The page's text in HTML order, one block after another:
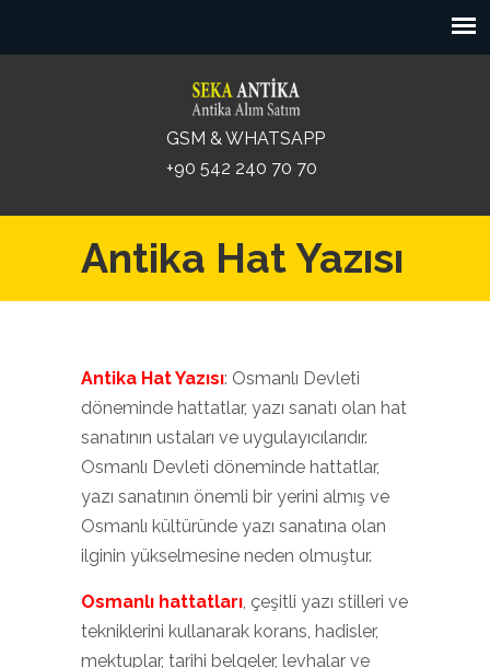
GSM & WHATSAPP
+90 542 240 70 70
Antika Hat Yazısı
Antika Hat Yazısı: Osmanlı Devleti
döneminde hattatlar, yazı sanatı olan hat
sanatının ustaları ve uygulayıcılarıdır.
Osmanlı Devleti döneminde hattatlar,
yazı sanatının önemli bir yerini almış ve
Osmanlı kültüründe yazı sanatına olan
ilginin yükselmesine neden olmuştur.
Osmanlı hattatları, çeşitli yazı stilleri ve
tekniklerini kullanarak korans, hadisler,
mektuplar, tarihi belgeler, levhalar ve